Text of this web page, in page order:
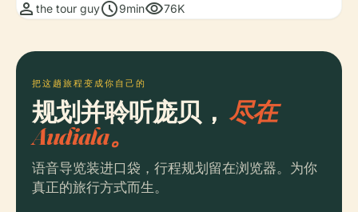
person the tour guyschedule9minvisibility76K
把这趟旅程变成你自己的
规划并聆听庞贝， 尽在
Audiala。
语音导览装进口袋，行程规划留在浏览器。为你
真正的旅行方式而生。